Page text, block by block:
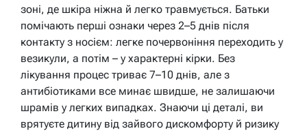
зоні, де шкіра ніжна й легко травмується. Батьки
помічають перші ознаки через 2–5 днів після
контакту з носієм: легке почервоніння переходить у
везикули, а потім – у характерні кірки. Без
лікування процес триває 7–10 днів, але з
антибіотиками все минає швидше, не залишаючи
шрамів у легких випадках. Знаючи ці деталі, ви
врятуєте дитину від зайвого дискомфорту й ризику